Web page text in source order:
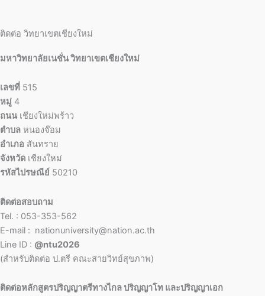
ติดต่อ วิทยาเขตเชียงใหม่
มหาวิทยาลัยเนชั่น วิทยาเขตเชียงใหม่
เลขที่ 515
หมู่ 4
ถนน เชียงใหม่พร้าว
ตำบล หนองจ๊อม
อำเภอ สันทราย
จังหวัด เชียงใหม่
รหัสไปรษณีย์ 50210
ติดต่อสอบถาม
Tel. : 053-353-562
E-mail : nationuniversity@nation.ac.th
Line ID : @ntu2026
(สำหรับติดต่อ ป.ตรี คณะสายวิทย์สุขภาพ)
ติดต่อหลักสูตรปริญญาตรีทางไกล ปริญญาโท และปริญญาเอก